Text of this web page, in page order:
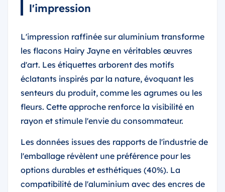
l'impression
L'impression raffinée sur aluminium transforme
les flacons Hairy Jayne en véritables œuvres
d'art. Les étiquettes arborent des motifs
éclatants inspirés par la nature, évoquant les
senteurs du produit, comme les agrumes ou les
fleurs. Cette approche renforce la visibilité en
rayon et stimule l'envie du consommateur.
Les données issues des rapports de l'industrie de
l'emballage révèlent une préférence pour les
options durables et esthétiques (40%). La
compatibilité de l'aluminium avec des encres de